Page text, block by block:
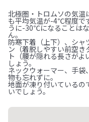
北極圏・トロムソの気温
も平均気温が-4℃程度で
うに-30℃になることは
ん。
防寒下着（上下）、シャ
ン（着脱しやすい前空き
ト（腰が隠れる長さが
しょう。
ネックウォーマー、手袋
物も忘れずに。
地面が凍り付いているの
いでしょう。